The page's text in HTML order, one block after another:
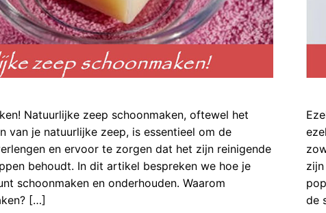
Natuurlijke zeep schoonmaken, oftewel het
van je natuurlijke zeep, is essentieel om de
en ervoor te zorgen dat het zijn reinigende
behoudt. In dit artikel bespreken we hoe je
schoonmaken en onderhouden. Waarom
[…]
de